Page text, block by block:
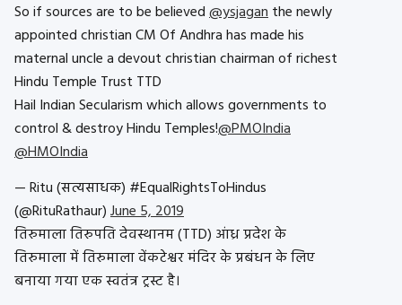
So if sources are to be believed@ysjaganthe newly
appointed christian CM Of Andhra has made his
maternal uncle a devout christian chairman of richest
Hindu Temple Trust TTD
Hail Indian Secularism which allows governments to
control & destroy Hindu Temples!@PMOIndia
@HMOIndia
— Ritu (सत्यसाधक) #EqualRightsToHindus
(@RituRathaur)June 5, 2019
तिरुमाला तिरुपति देवस्थानम (TTD) आंध्र प्रदेश के
तिरुमाला में तिरुमाला वेंकटेश्वर मंदिर के प्रबंधन के लिए
बनाया गया एक स्वतंत्र ट्रस्ट है।